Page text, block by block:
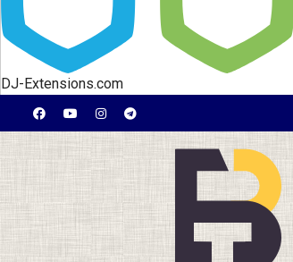
DJ-Extensions.com